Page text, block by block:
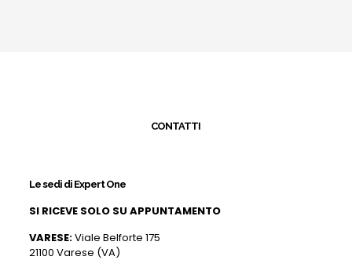
CONTATTI
Le sedi di Expert One
SI RICEVE SOLO SU APPUNTAMENTO
VARESE:Viale Belforte 175
21100 Varese (VA)